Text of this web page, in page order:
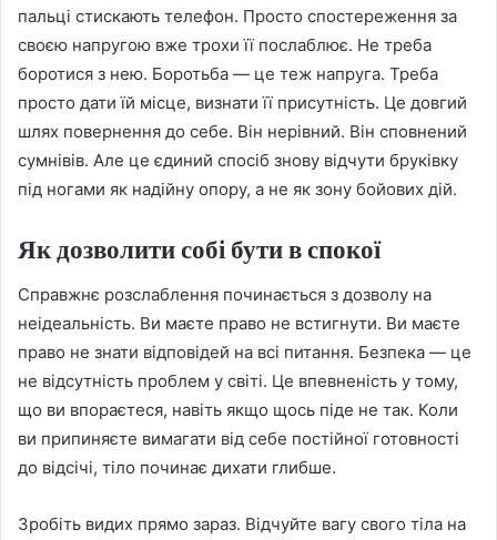
пальці стискають телефон. Просто спостереження за
своєю напругою вже трохи її послаблює. Не треба
боротися з нею. Боротьба — це теж напруга. Треба
просто дати їй місце, визнати її присутність. Це довгий
шлях повернення до себе. Він нерівний. Він сповнений
сумнівів. Але це єдиний спосіб знову відчути бруківку
під ногами як надійну опору, а не як зону бойових дій.
Як дозволити собі бути в спокої
Справжнє розслаблення починається з дозволу на
неідеальність. Ви маєте право не встигнути. Ви маєте
право не знати відповідей на всі питання. Безпека — це
не відсутність проблем у світі. Це впевненість у тому,
що ви впораєтеся, навіть якщо щось піде не так. Коли
ви припиняєте вимагати від себе постійної готовності
до відсічі, тіло починає дихати глибше.
Зробіть видих прямо зараз. Відчуйте вагу свого тіла на